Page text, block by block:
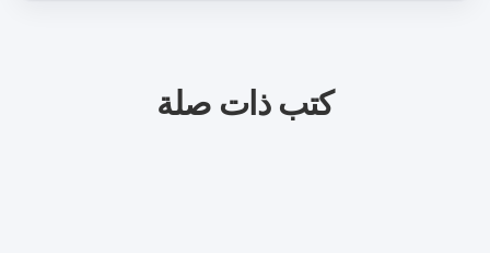
كتب ذات صلة